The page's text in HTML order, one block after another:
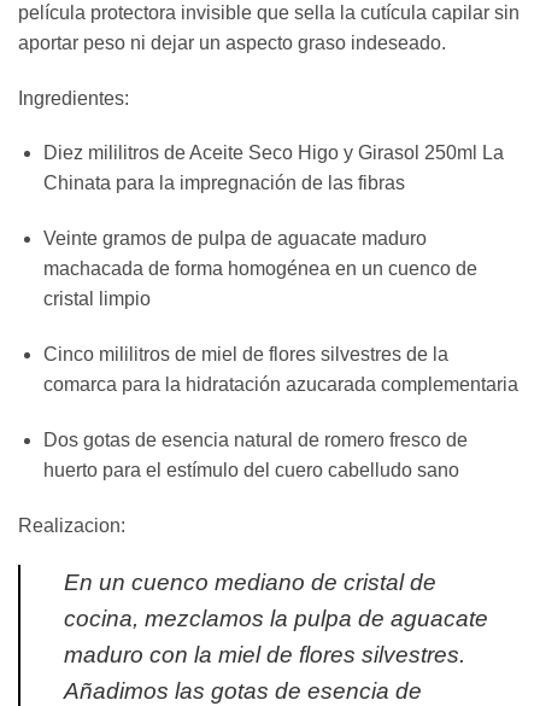
película protectora invisible que sella la cutícula capilar sin
aportar peso ni dejar un aspecto graso indeseado.
Ingredientes:
Diez mililitros de Aceite Seco Higo y Girasol 250ml La
Chinata para la impregnación de las fibras
Veinte gramos de pulpa de aguacate maduro
machacada de forma homogénea en un cuenco de
cristal limpio
Cinco mililitros de miel de flores silvestres de la
comarca para la hidratación azucarada complementaria
Dos gotas de esencia natural de romero fresco de
huerto para el estímulo del cuero cabelludo sano
Realizacion:
En un cuenco mediano de cristal de
cocina, mezclamos la pulpa de aguacate
maduro con la miel de flores silvestres.
Añadimos las gotas de esencia de